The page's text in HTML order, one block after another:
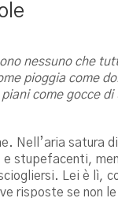
nessuno che
pioggia come
come gocce
Nell’aria satura
e stupefacenti,
Lei è lì,
risposte se non